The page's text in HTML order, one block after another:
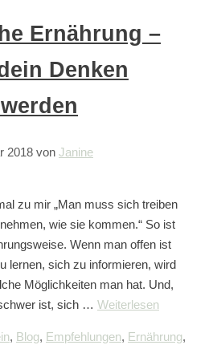
Ernährung –
Denken
2018 von Janine
zu mir „Man muss sich treiben
wie sie kommen.“ So ist
Wenn man offen ist
lernen, sich zu informieren, wird
Möglichkeiten man hat. Und,
ist, sich … Weiterlesen
, Blog, Empfehlungen, Ernährung,